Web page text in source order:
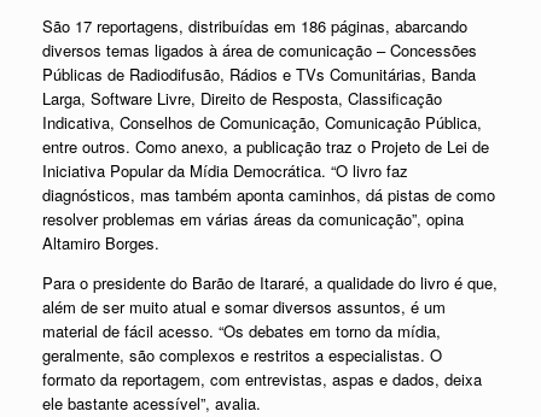
São 17 reportagens, distribuídas em 186 páginas, abarcando
diversos temas ligados à área de comunicação – Concessões
Públicas de Radiodifusão, Rádios e TVs Comunitárias, Banda
Larga, Software Livre, Direito de Resposta, Classificação
Indicativa, Conselhos de Comunicação, Comunicação Pública,
entre outros. Como anexo, a publicação traz o Projeto de Lei de
Iniciativa Popular da Mídia Democrática. “O livro faz
diagnósticos, mas também aponta caminhos, dá pistas de como
resolver problemas em várias áreas da comunicação”, opina
Altamiro Borges.
Para o presidente do Barão de Itararé, a qualidade do livro é que,
além de ser muito atual e somar diversos assuntos, é um
material de fácil acesso. “Os debates em torno da mídia,
geralmente, são complexos e restritos a especialistas. O
formato da reportagem, com entrevistas, aspas e dados, deixa
ele bastante acessível”, avalia.